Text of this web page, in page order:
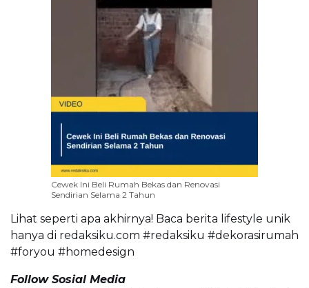
Cewek Ini Beli Rumah Bekas dan Renovasi
Sendirian Selama 2 Tahun
Lihat seperti apa akhirnya! Baca berita lifestyle unik
hanya di redaksiku.com #redaksiku #dekorasirumah
#foryou #homedesign
Follow Sosial Media